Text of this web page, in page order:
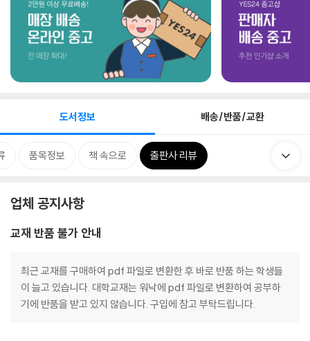
도서정보 배송/반품/교환
품목정보 책 속으로 출판사 리뷰
업체 공지사항
교재 반품 불가 안내
최근 교재를 구매하여 pdf 파일로 변환한 후 바로 반품 하는 학생들
이 늘고 있습니다. 대학교재는 워낙에 pdf 파일로 변환하여 공부하
기에 반품을 받고 있지 않습니다. 구입에 참고 부탁드립니다.